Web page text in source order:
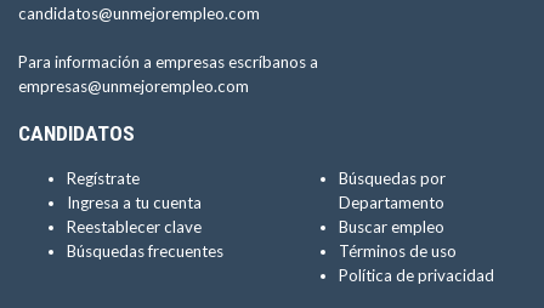
candidatos@unmejorempleo.com
Para información a empresas escríbanos a
empresas@unmejorempleo.com
CANDIDATOS
Regístrate
Ingresa a tu cuenta
Reestablecer clave
Búsquedas frecuentes
Búsquedas por
Departamento
Buscar empleo
Términos de uso
Política de privacidad